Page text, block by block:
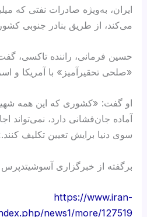
ایران، به‌ویژه صادرات نفتی که
می‌کند، از طریق بنادر جنوبی
حسین فرمانی، راننده تاکسی،
«صلحی تحقیرآمیز» با آمریکا و
او گفت: «کشوری که این همه
آماده جان‌فشانی دارد، نمی‌تواند
سوی دنیا برایش تعیین تکلیف
برگفته از خبرگزاری
https://www.iran-
news1/more/127519